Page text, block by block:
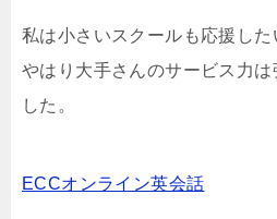
私は小さいスクールも応援した
やはり大手さんのサービス力は
した。
ECCオンライン英会話